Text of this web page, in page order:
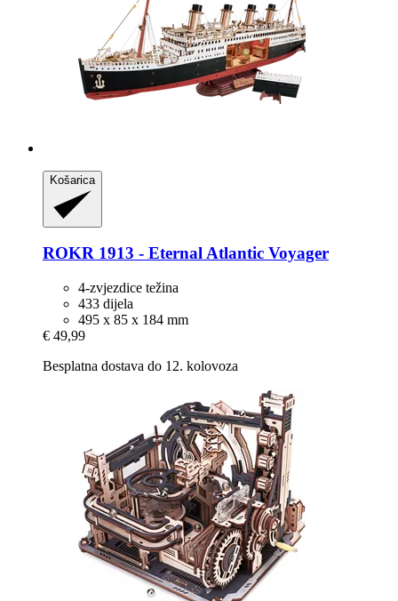
Košarica
ROKR 1913 -​ Eternal Atlantic Voyager
4-zvjezdice težina
433 dijela
495 x 85 x 184 mm
€ 49,99
Besplatna dostava do 12. kolovoza